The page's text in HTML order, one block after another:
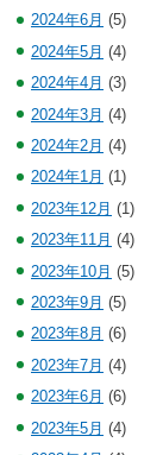
2024年6月 (5)
2024年5月 (4)
2024年4月 (3)
2024年3月 (4)
2024年2月 (4)
2024年1月 (1)
2023年12月 (1)
2023年11月 (4)
2023年10月 (5)
2023年9月 (5)
2023年8月 (6)
2023年7月 (4)
2023年6月 (6)
2023年5月 (4)